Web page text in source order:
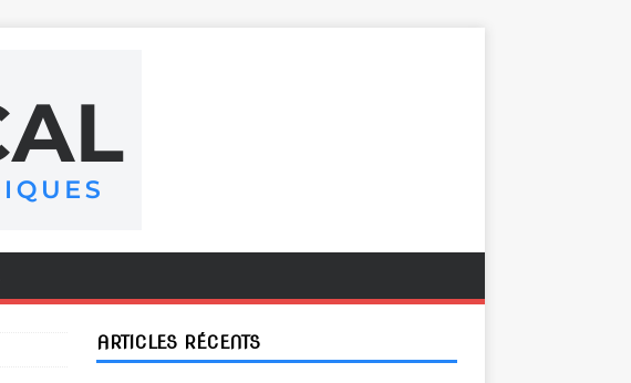
ARTICLES RÉCENTS